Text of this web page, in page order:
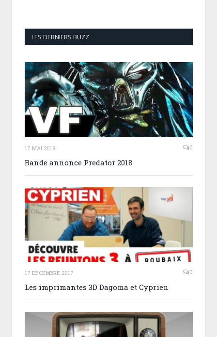
LES DERNIERS BUZZ
17 MAI 2018 0
Bande annonce Predator 2018
17 DÉCEMBRE 2017 0
Les imprimantes 3D Dagoma et Cyprien